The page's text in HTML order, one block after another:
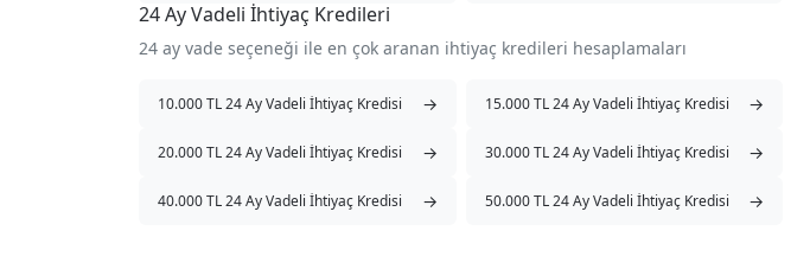
24 Ay Vadeli İhtiyaç Kredileri
24 ay vade seçeneği ile en çok aranan ihtiyaç kredileri hesaplamaları
10.000 TL 24 Ay Vadeli İhtiyaç Kredisi → 15.000 TL 24 Ay Vadeli İhtiyaç Kredisi →
20.000 TL 24 Ay Vadeli İhtiyaç Kredisi → 30.000 TL 24 Ay Vadeli İhtiyaç Kredisi →
40.000 TL 24 Ay Vadeli İhtiyaç Kredisi → 50.000 TL 24 Ay Vadeli İhtiyaç Kredisi →